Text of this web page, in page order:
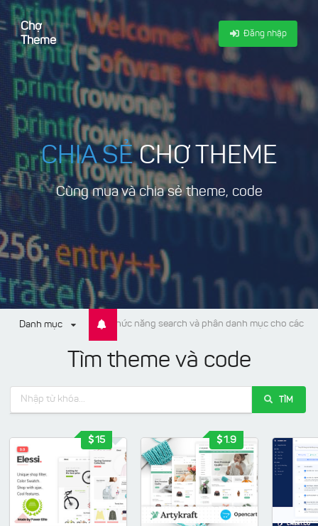
Chợ
Theme
Đăng nhập
CHIA SẺCHỢ THEME
Cùng mua và chia sẻ theme, code
Danh mục Update: chức năng search và phân danh mục cho các
Tìm theme và code
TÌM
15 1.9